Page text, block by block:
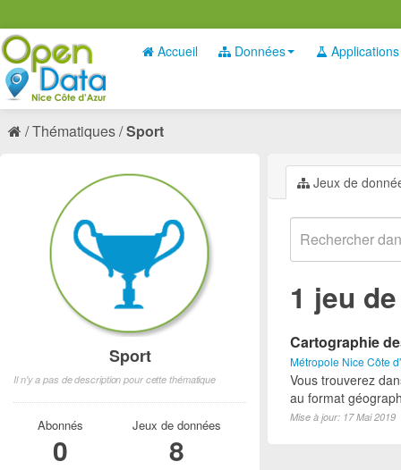
Accueil Données Applications
Thématiques Sport
Jeux de
1 jeu
Cartographie
Métropole Nice Côte
Vous trouverez
au format
Mise à jour: 17 Mai 2019
Sport
Il n'y a pas de description pour cette thématique
Abonnés
0
Jeux de données
8